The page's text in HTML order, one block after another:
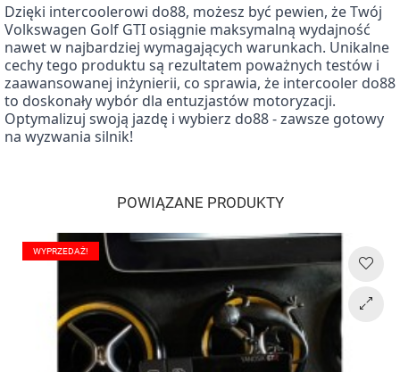
Dzięki intercoolerowi do88, możesz być pewien, że Twój
Volkswagen Golf GTI osiągnie maksymalną wydajność
nawet w najbardziej wymagających warunkach. Unikalne
cechy tego produktu są rezultatem poważnych testów i
zaawansowanej inżynierii, co sprawia, że intercooler do88
to doskonały wybór dla entuzjastów motoryzacji.
Optymalizuj swoją jazdę i wybierz do88 - zawsze gotowy
na wyzwania silnik!
POWIĄZANE PRODUKTY
WYPRZEDAŻ!